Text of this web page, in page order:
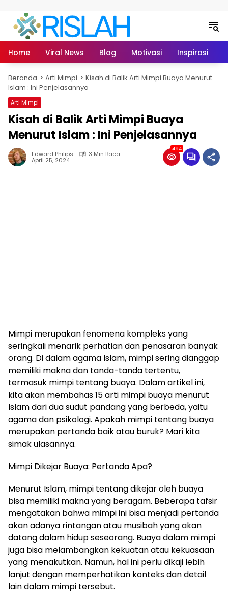
Home Viral News Blog Motivasi Inspirasi
Beranda Arti Mimpi
Kisah di Balik Arti Mimpi Buaya Menurut
Islam : Ini Penjelasannya
Arti Mimpi
Kisah di Balik Arti Mimpi Buaya
Menurut Islam : Ini Penjelasannya
Edward Philips 3 Min Baca
April 25, 2024
494
Mimpi merupakan fenomena kompleks yang
seringkali menarik perhatian dan penasaran banyak
orang. Di dalam agama Islam, mimpi sering dianggap
memiliki makna dan tanda-tanda tertentu,
termasuk mimpi tentang buaya. Dalam artikel ini,
kita akan membahas 15 arti mimpi buaya menurut
Islam dari dua sudut pandang yang berbeda, yaitu
agama dan psikologi. Apakah mimpi tentang buaya
merupakan pertanda baik atau buruk? Mari kita
simak ulasannya.
Mimpi Dikejar Buaya: Pertanda Apa?
Menurut Islam, mimpi tentang dikejar oleh buaya
bisa memiliki makna yang beragam. Beberapa tafsir
mengatakan bahwa mimpi ini bisa menjadi pertanda
akan adanya rintangan atau musibah yang akan
datang dalam hidup seseorang. Buaya dalam mimpi
juga bisa melambangkan kekuatan atau kekuasaan
yang menakutkan. Namun, hal ini perlu dikaji lebih
lanjut dengan memperhatikan konteks dan detail
lain dalam mimpi tersebut.